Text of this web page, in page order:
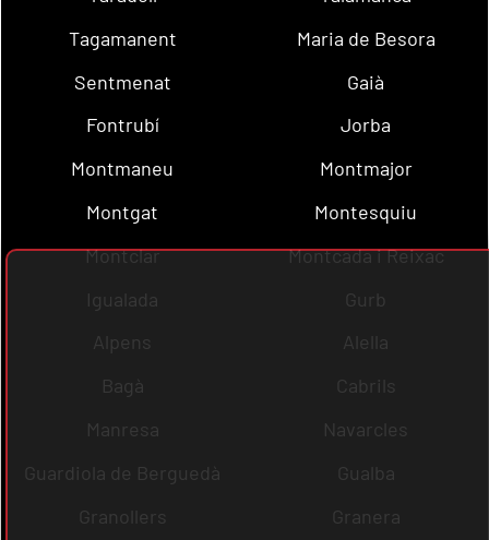
Tagamanent
Maria de Besora
Sentmenat
Gaià
Fontrubí
Jorba
Montmaneu
Montmajor
Montgat
Montesquiu
Montclar
Montcada i Reixac
Igualada
Gurb
Alpens
Alella
Bagà
Cabrils
Manresa
Navarcles
Guardiola de Berguedà
Gualba
Granollers
Granera